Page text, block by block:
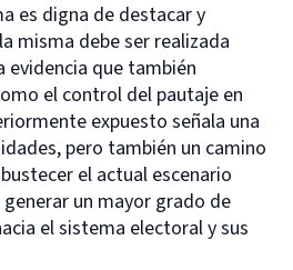
es digna de destacar y
misma debe ser realizada
evidencia que también
el control del pautaje en
expuesto señala una
pero también un camino
el actual escenario
un mayor grado de
el sistema electoral y sus